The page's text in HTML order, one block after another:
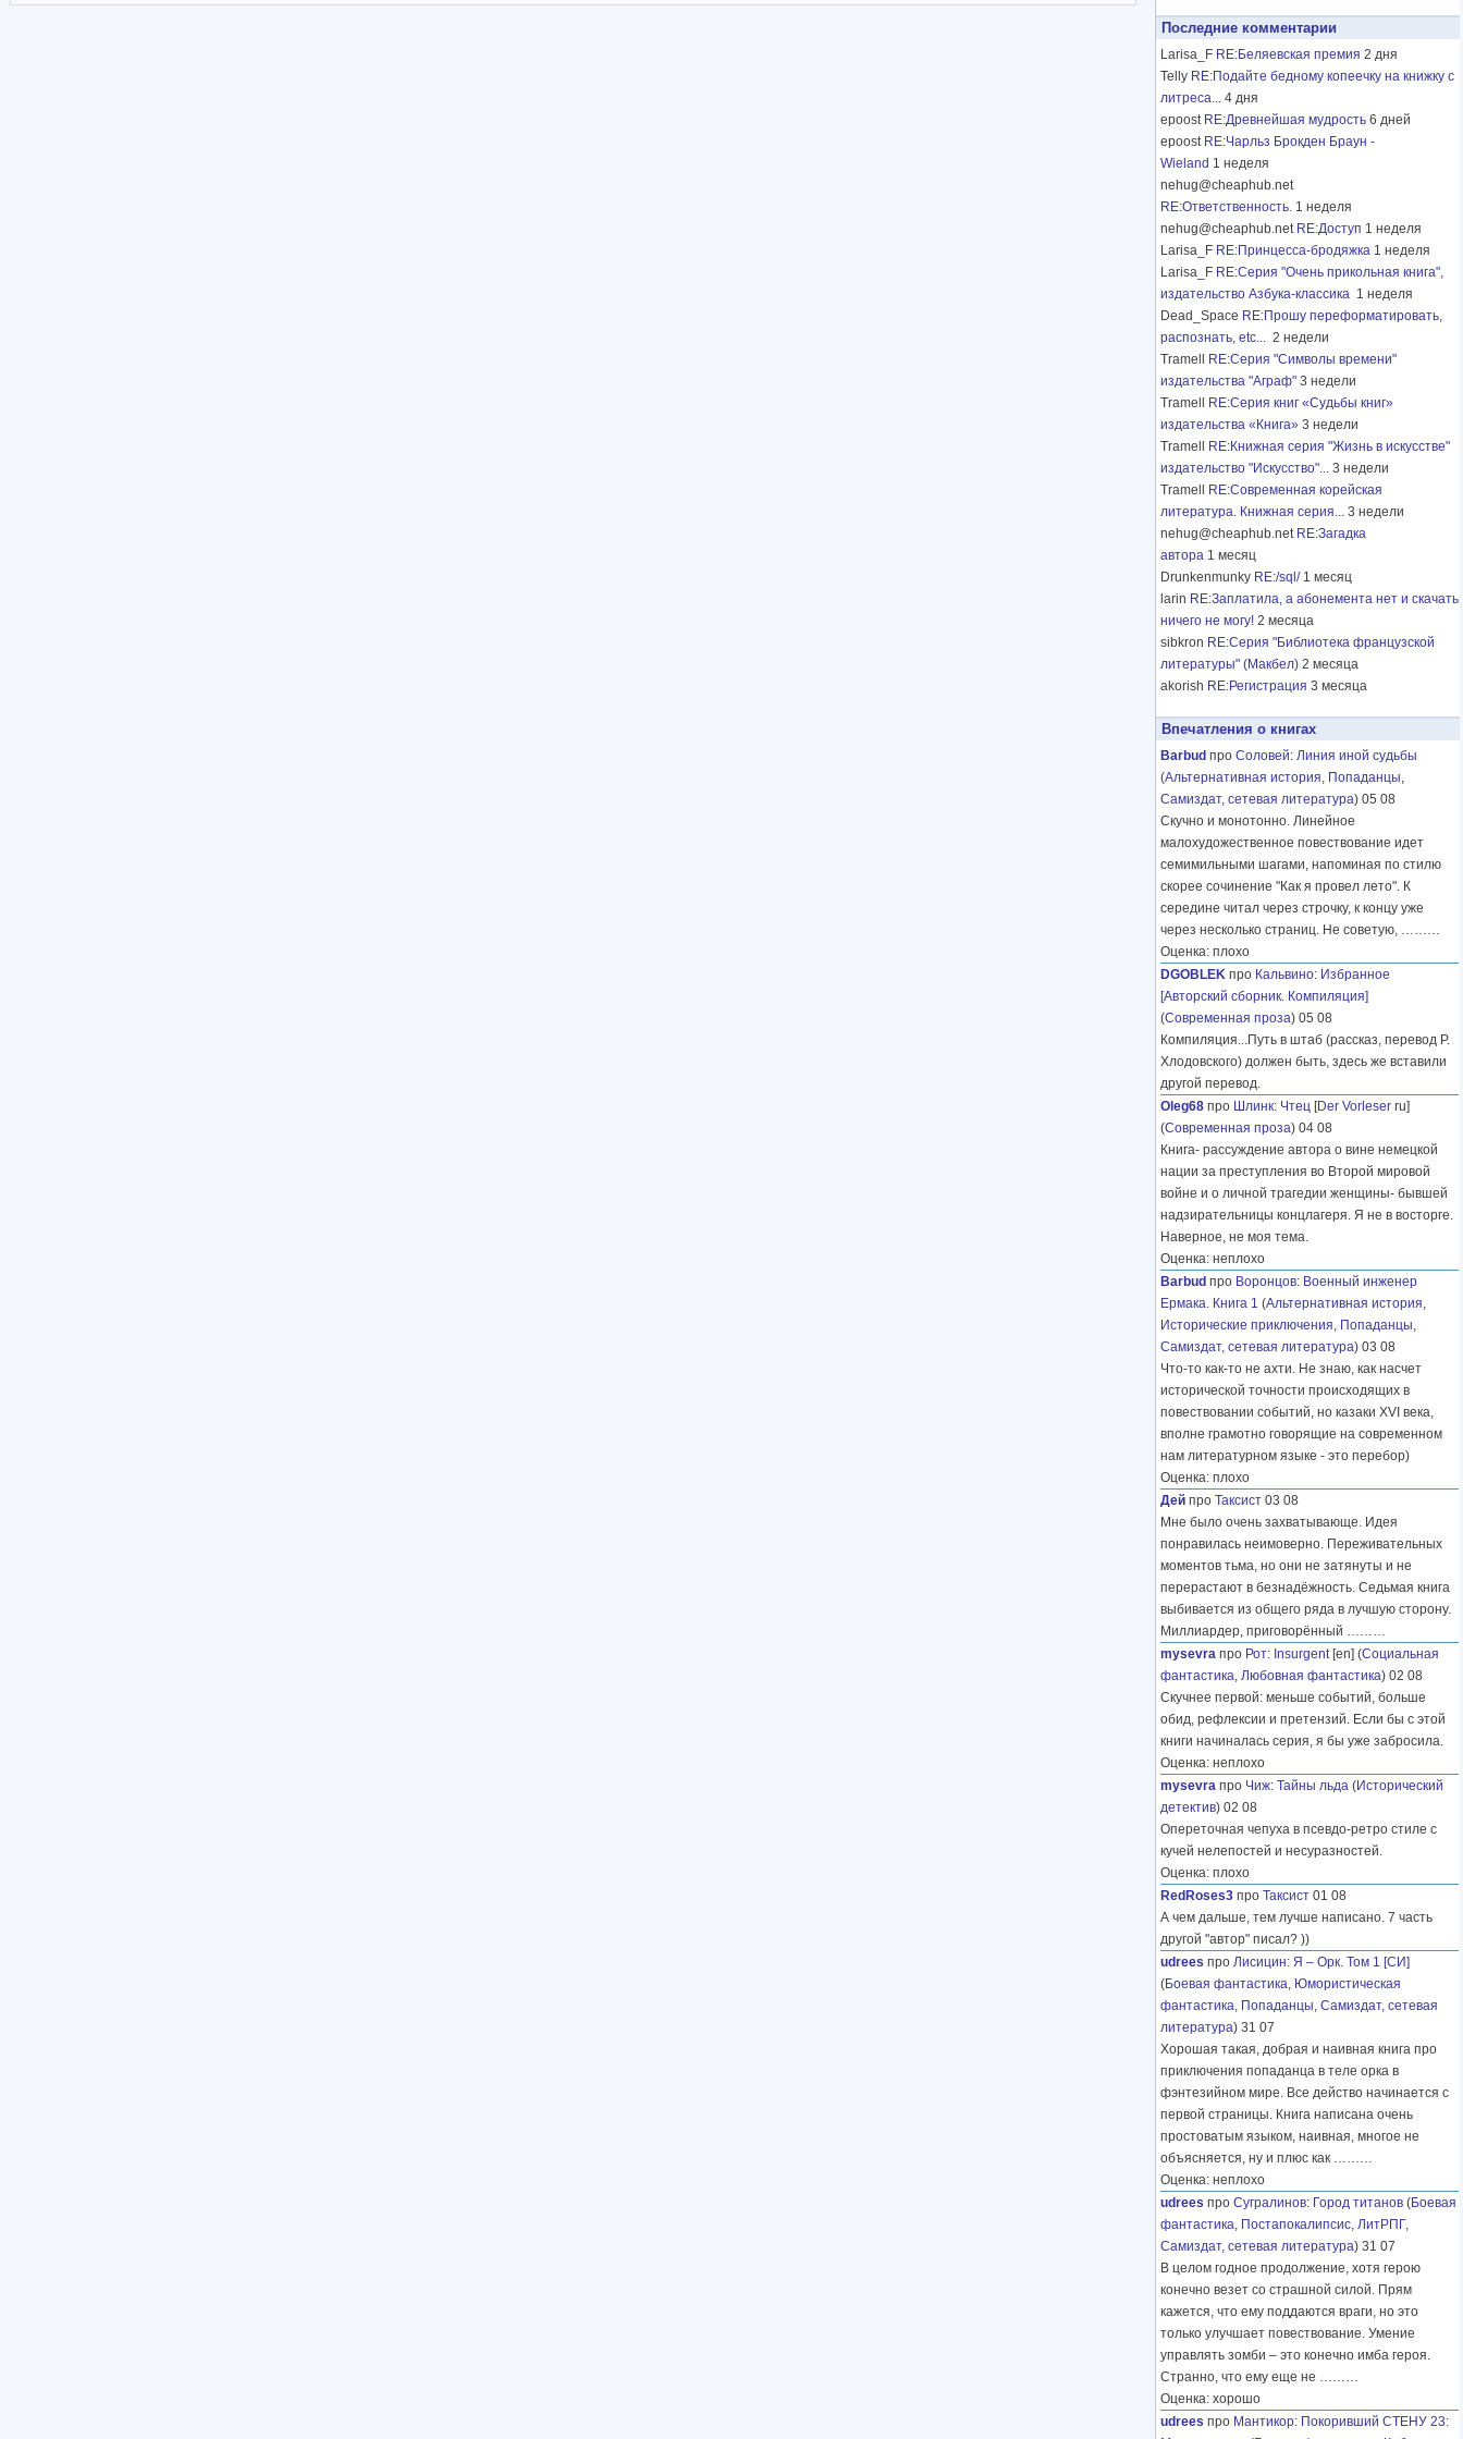
Последние комментарии
Larisa_F RE:Беляевская премия 2 дня
Telly RE:Подайте бедному копеечку на книжку с
литреса... 4 дня
epoost RE:Древнейшая мудрость 6 дней
epoost RE:Чарльз Брокден Браун -
Wieland 1 неделя
nehug@cheaphub.net
RE:Ответственность. 1 неделя
nehug@cheaphub.net RE:Доступ 1 неделя
Larisa_F RE:Принцесса-бродяжка 1 неделя
Larisa_F RE:Серия "Очень прикольная книга",
издательство Азбука-классика 1 неделя
Dead_Space RE:Прошу переформатировать,
распознать, etc... 2 недели
Tramell
RE:Серия "Символы времени"
издательства "Аграф" 3 недели
Tramell
RE:Серия книг «Судьбы книг»
издательства «Книга» 3 недели
Tramell
RE:Книжная серия "Жизнь в искусстве"
издательство "Искусство"... 3 недели
Tramell
RE:Современная корейская
литература. Книжная серия... 3 недели
nehug@cheaphub.net RE:Загадка
автора 1 месяц
Drunkenmunky RE:/sql/ 1 месяц
larin RE:Заплатила, а абонемента нет и скачать
ничего не могу! 2 месяца
sibkron RE:Серия "Библиотека французской
литературы" (Макбел) 2 месяца
akorish RE:Регистрация 3 месяца
Впечатления о книгах
Barbud про Соловей: Линия иной судьбы
(Альтернативная история, Попаданцы,
Самиздат, сетевая литература) 05 08
Скучно и монотонно. Линейное
малохудожественное повествование идет
семимильными шагами, напоминая по стилю
скорее сочинение "Как я провел лето". К
середине читал через строчку, к концу уже
через несколько страниц. Не советую, ………
Оценка: плохо
DGOBLEK про Кальвино: Избранное
[Авторский сборник. Компиляция]
(Современная проза) 05 08
Компиляция...Путь в штаб (рассказ, перевод Р.
Хлодовского) должен быть, здесь же вставили
другой перевод.
Oleg68 про Шлинк: Чтец [Der Vorleser ru]
(Современная проза) 04 08
Книга- рассуждение автора о вине немецкой
нации за преступления во Второй мировой
войне и о личной трагедии женщины- бывшей
надзирательницы концлагеря. Я не в восторге.
Наверное, не моя тема.
Оценка: неплохо
Barbud про Воронцов: Военный инженер
Ермака. Книга 1 (Альтернативная история,
Исторические приключения, Попаданцы,
Самиздат, сетевая литература) 03 08
Что-то как-то не ахти. Не знаю, как насчет
исторической точности происходящих в
повествовании событий, но казаки XVI века,
вполне грамотно говорящие на современном
нам литературном языке - это перебор)
Оценка: плохо
Дей про Таксист 03 08
Мне было очень захватывающе. Идея
понравилась неимоверно. Переживательных
моментов тьма, но они не затянуты и не
перерастают в безнадёжность. Седьмая книга
выбивается из общего ряда в лучшую сторону.
Миллиардер, приговорённый ………
mysevra про Рот: Insurgent[en] (Социальная
фантастика, Любовная фантастика) 02 08
Скучнее первой: меньше событий, больше
обид, рефлексии и претензий. Если бы с этой
книги начиналась серия, я бы уже забросила.
Оценка: неплохо
mysevra про Чиж: Тайны льда (Исторический
детектив) 02 08
Опереточная чепуха в псевдо-ретро стиле с
кучей нелепостей и несуразностей.
Оценка: плохо
RedRoses3 про Таксист 01 08
А чем дальше, тем лучше написано. 7 часть
другой "автор" писал? ))
udrees про Лисицин: Я – Орк. Том 1 [СИ]
(Боевая фантастика, Юмористическая
фантастика, Попаданцы, Самиздат, сетевая
литература) 31 07
Хорошая такая, добрая и наивная книга про
приключения попаданца в теле орка в
фэнтезийном мире. Все действо начинается с
первой страницы. Книга написана очень
простоватым языком, наивная, многое не
объясняется, ну и плюс как ………
Оценка: неплохо
udrees про Сугралинов: Город титанов (Боевая
фантастика, Постапокалипсис, ЛитРПГ,
Самиздат, сетевая литература) 31 07
В целом годное продолжение, хотя герою
конечно везет со страшной силой. Прям
кажется, что ему поддаются враги, но это
только улучшает повествование. Умение
управлять зомби – это конечно имба героя.
Странно, что ему еще не ………
Оценка: хорошо
udrees про Мантикор: Покоривший СТЕНУ 23: